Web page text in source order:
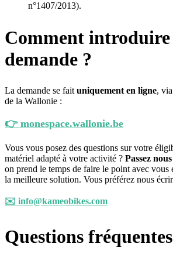
n°1407/2013).
Comment introduire
demande ?
La demande se fait uniquement en ligne,
de la Wallonie :
👉 monespace.wallonie.be
Vous vous posez des questions sur votre
matériel adapté à votre activité ? Passez
on prend le temps de faire le point avec vous
la meilleure solution. Vous préférez nous
✉️ info@kameobikes.com
Questions fréquentes